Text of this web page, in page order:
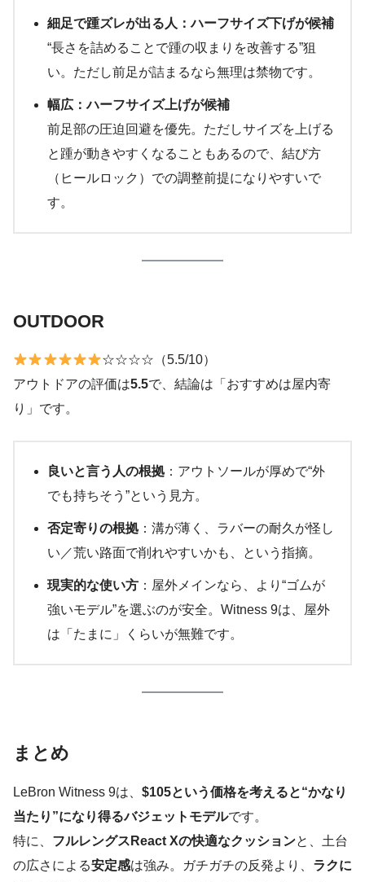
細足で踵ズレが出る人：ハーフサイズ下げが候補
“長さを詰めることで踵の収まりを改善する”狙
い。ただし前足が詰まるなら無理は禁物です。
幅広：ハーフサイズ上げが候補
前足部の圧迫回避を優先。ただしサイズを上げる
と踵が動きやすくなることもあるので、結び方
（ヒールロック）での調整前提になりやすいで
す。
OUTDOOR
☆☆☆☆（5.5/10）
アウトドアの評価は5.5で、結論は「おすすめは屋内寄
り」です。
良いと言う人の根拠 ：アウトソールが厚めで“外
でも持ちそう”という見方。
否定寄りの根拠 ：溝が薄く、ラバーの耐久が怪し
い／荒い路面で削れやすいかも、という指摘。
現実的な使い方 ：屋外メインなら、より“ゴムが
強いモデル”を選ぶのが安全。Witness 9は、屋外
は「たまに」くらいが無難です。
まとめ
LeBron Witness 9は、 $105という価格を考えると“かなり
当たり”になり得るバジェットモデルです。
特に、 フルレングスReact Xの快適なクッションと、土台
の広さによる安定感は強み。ガチガチの反発より、 ラクに